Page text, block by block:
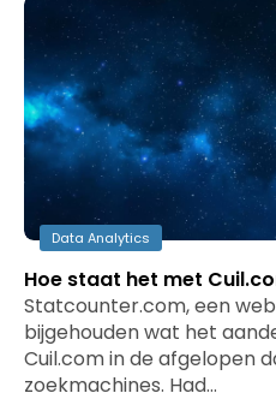
Data Analytics
Hoe staat het met
Statcounter.com, een
bijgehouden wat het
Cuil.com in de afgelopen
zoekmachines. Had…